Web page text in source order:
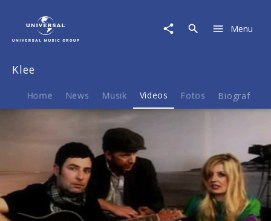
Berg
Menu
Klee
Home News Musik Videos Fotos Biografie